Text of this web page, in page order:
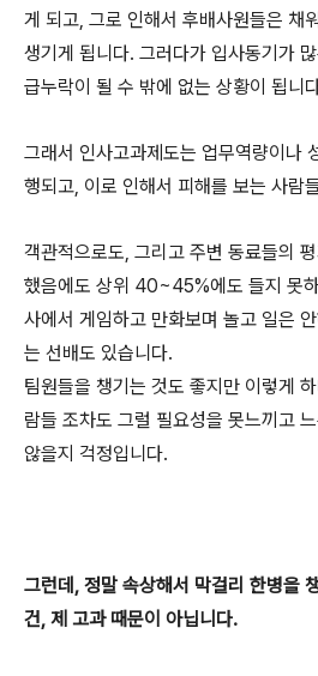
게 되고, 그로 인해서 후배사원들은 채
생기게 됩니다. 그러다가 입사동기가
급누락이 될 수 밖에 없는 상황이 됩니
그래서 인사고과제도는 업무역량이나
행되고, 이로 인해서 피해를 보는 사람
객관적으로도, 그리고 주변 동료들의
했음에도 상위 40~45%에도 들지 못
사에서 게임하고 만화보며 놀고 일은
는 선배도 있습니다.
팀원들을 챙기는 것도 좋지만 이렇게
람들 조차도 그럴 필요성을 못느끼고
않을지 걱정입니다.
그런데, 정말 속상해서 막걸리 한병을
건, 제 고과 때문이 아닙니다.